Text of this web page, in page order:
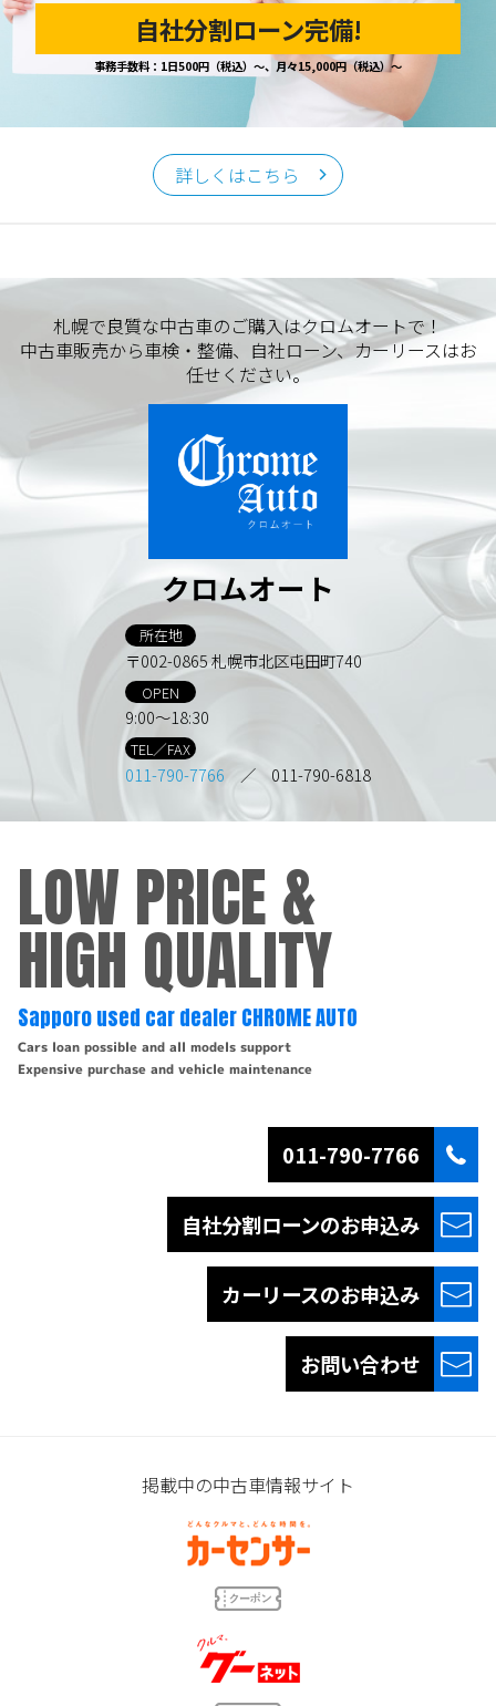
自社分割ローン完備!
事務手数料：1日500円（税込）～、月々15,000円（税込）～
詳しくはこちら
札幌で良質な中古車のご購入はクロムオートで！
中古車販売から車検・整備、自社ローン、カーリースはお
任せください。
クロムオート
所在地
〒002-0865 札幌市北区屯田町740
OPEN
9:00～18:30
TEL／FAX
011-790-7766 ／ 011-790-6818
LOW PRICE &
HIGH QUALITY
Sapporo used car dealer CHROME AUTO
Cars loan possible and all models support
Expensive purchase and vehicle maintenance
011-790-7766
自社分割ローンのお申込み
カーリースのお申込み
お問い合わせ
掲載中の中古車情報サイト